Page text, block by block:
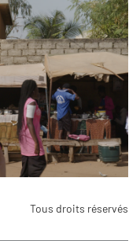
Tous droits réservés